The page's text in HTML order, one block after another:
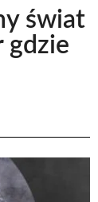
świat
gdzie